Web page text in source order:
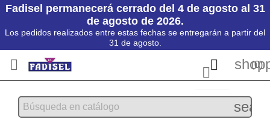
Fadisel permanecerá cerrado del 4 de agosto al 31
de agosto de 2026.
Los pedidos realizados entre estas fechas se entregarán a partir del
31 de agosto.

 (0)
